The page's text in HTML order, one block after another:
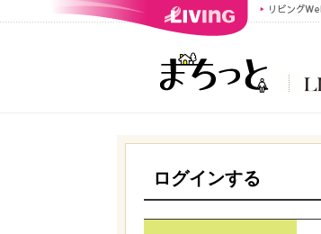
ログインする